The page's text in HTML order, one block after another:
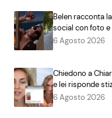
Belen racconta
social con foto
6 Agosto 2026
Chiedono a
e lei risponde
6 Agosto 2026